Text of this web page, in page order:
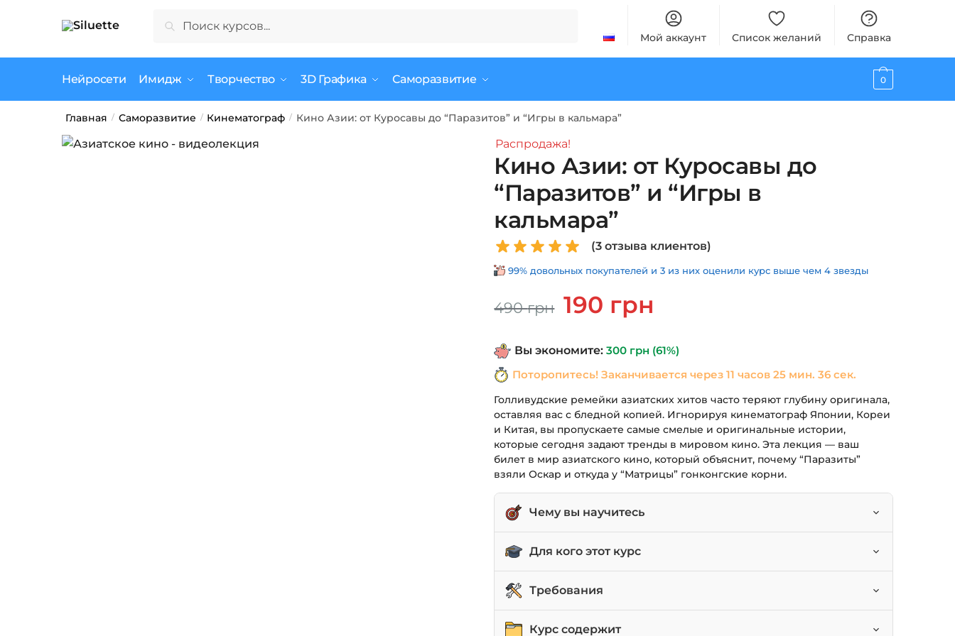
Поиск
Мой аккаунт Список желаний Справка
Нейросети Имидж Творчество 3D Графика Саморазвитие 0
Главная / Саморазвитие / Кинематограф / Кино Азии: от Куросавы до “Паразитов” и “Игры в кальмара”
Распродажа!
Кино Азии: от Куросавы до
“Паразитов” и “Игры в
кальмара”
(3 отзыва клиентов)
99% довольных покупателей и 3 из них оценили курс выше чем 4 звезды
490грн
Первоначальная
цена
490 грн.
190 грн
Вы экономите:300 грн (61%)
Поторопитесь! Заканчивается через11 часов 25 мин. 35 сек.
Голливудские ремейки азиатских хитов часто теряют глубину оригинала,
оставляя вас с бледной копией. Игнорируя кинематограф Японии, Кореи
и Китая, вы пропускаете самые смелые и оригинальные истории,
которые сегодня задают тренды в мировом кино. Эта лекция — ваш
билет в мир азиатского кино, который объяснит, почему “Паразиты”
взяли Оскар и откуда у “Матрицы” гонконгские корни.
Чему вы научитесь
Понимать ключевые этапы развития кино в Японии, Корее и
Узнавать главные имена и шедевры азиатского кинематографа.
Видеть, как исторические события (войны, революции) повлияли
на сюжеты фильмов.
Для кого этот курс
Киноманы, которые ищут что-то новое и оригинальное.
Поклонники “Паразитов” и “Игры в кальмара”, желающие копнуть
глубже.
Требования
Любовь к кино во всех его проявлениях.
Курс содержит